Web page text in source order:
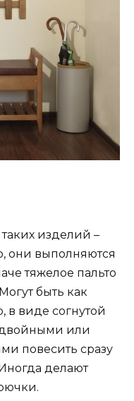
изделий –
они выполняются
тяжелое пальто
быть как
виде согнутой
двойными или
повесить сразу
делают